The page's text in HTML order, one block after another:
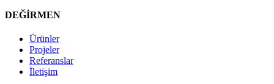
DEĞİRMEN
Ürünler
Projeler
Referanslar
İletişim